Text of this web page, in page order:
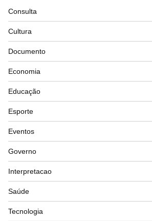
Consulta
Cultura
Documento
Economia
Educação
Esporte
Eventos
Governo
Interpretacao
Saúde
Tecnologia